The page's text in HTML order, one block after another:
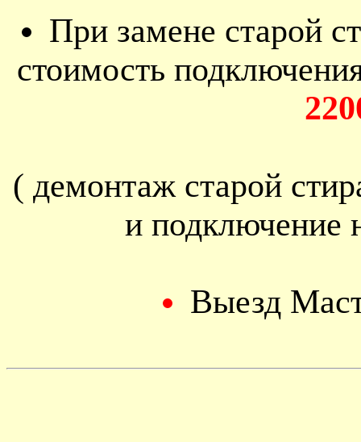
При замене старой
стоимость
( демонтаж старой
и подключение
Выезд